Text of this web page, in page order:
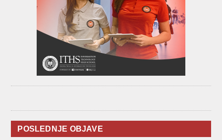
POSLEDNJE OBJAVE